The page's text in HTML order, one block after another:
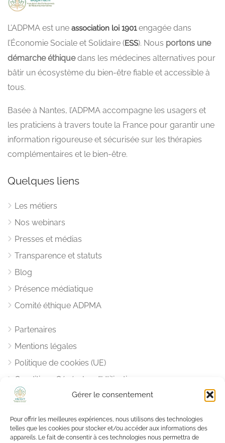
Gérer le consentement
Pour offrir les meilleures expériences, nous utilisons des technologies
telles que les cookies pour stocker et/ou accéder aux informations des
appareils. Le fait de consentir à ces technologies nous permettra de
L’ADPMA est une association loi 1901engagée dans
l’Économie Sociale et Solidaire (ESS). Nous portons une
démarche éthiquedans les médecines alternatives pour
bâtir un écosystème du bien-être fiable et accessible à
tous.
Basée à Nantes, l’ADPMA accompagne les usagers et
les praticiens à travers toute la France pour garantir une
information rigoureuse et sécurisée sur les thérapies
complémentaires et le bien-être.
Quelques liens
Les métiers
Nos webinars
Presses et médias
Transparence et statuts
Blog
Présence médiatique
Comité éthique ADPMA
Partenaires
Mentions légales
Politique de cookies (UE)
Conditions Générales d’Utilisation
Notre Charte Déontologique
Vous aider, nous aider